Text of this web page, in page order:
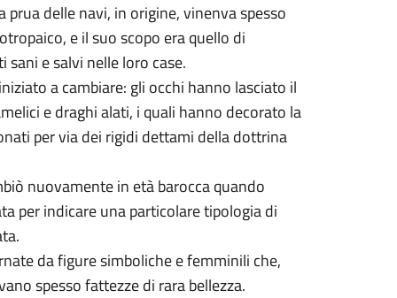
delle navi, in origine, vinenva spesso
e il suo scopo era quello di
sani e salvi nelle loro case.
a cambiare: gli occhi hanno lasciato il
e draghi alati, i quali hanno decorato la
per via dei rigidi dettami della dottrina
nuovamente in età barocca quando
per indicare una particolare tipologia di
da figure simboliche e femminili che,
spesso fattezze di rara bellezza.